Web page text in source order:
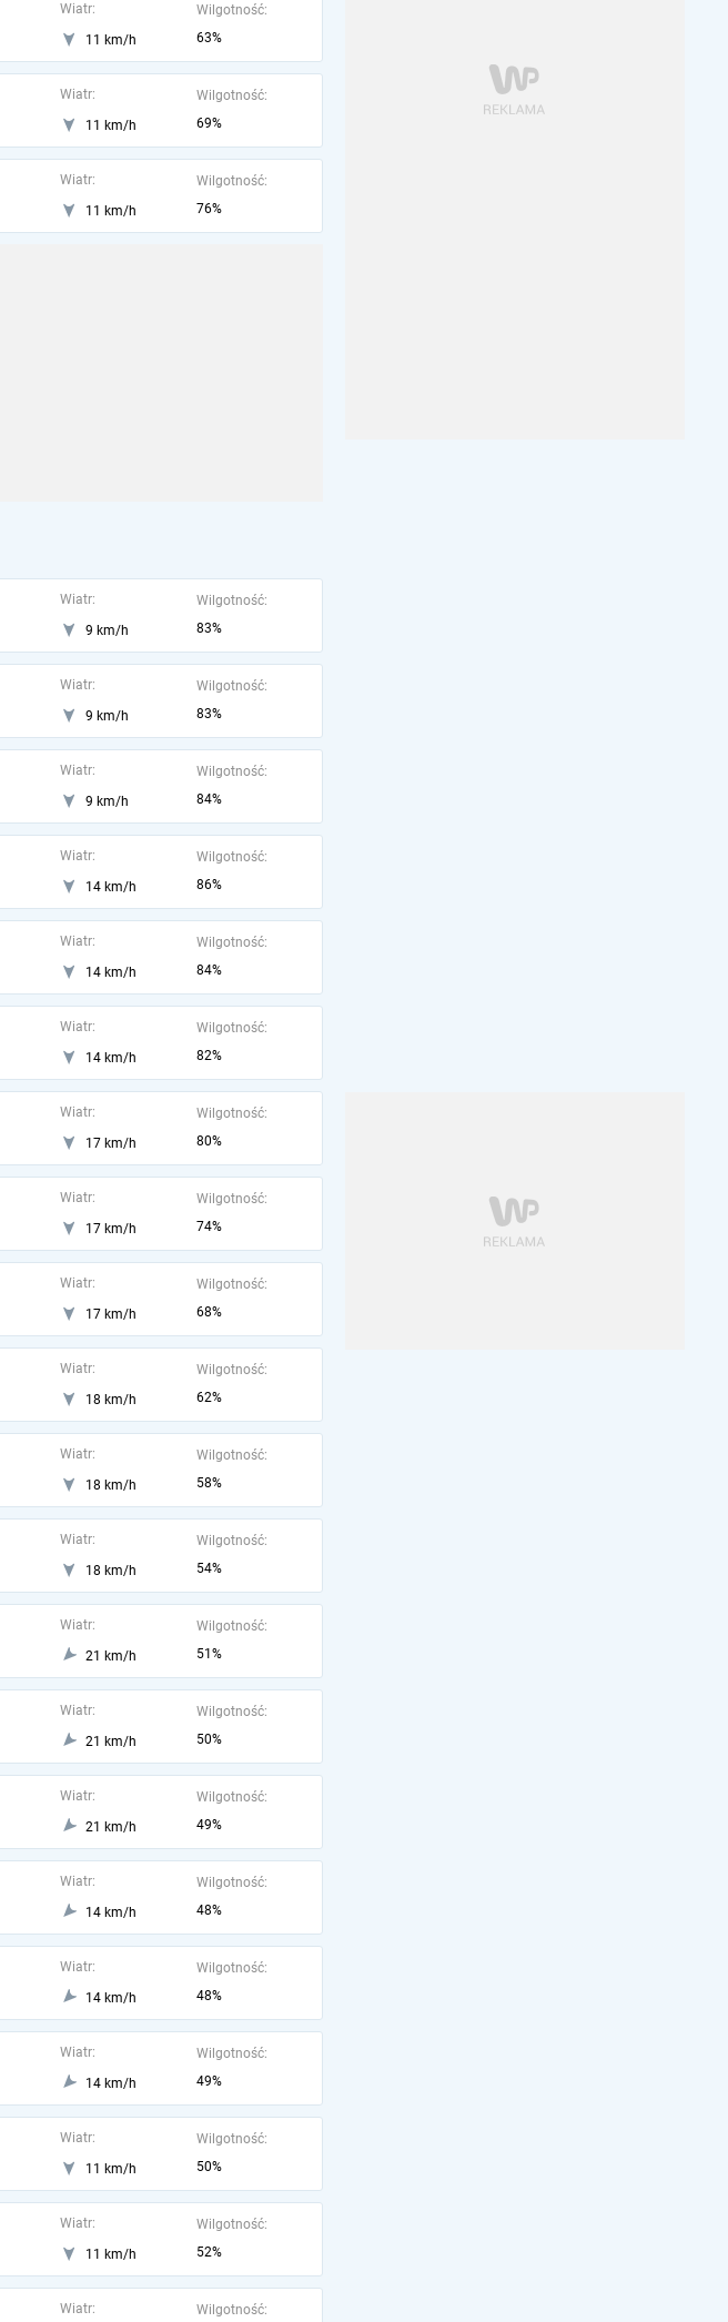
Wiatr:
11 km/h
Wilgotność:
63%
Wiatr:
11 km/h
Wilgotność:
69%
Wiatr:
11 km/h
Wilgotność:
76%
Wiatr:
9 km/h
Wilgotność:
83%
Wiatr:
9 km/h
Wilgotność:
83%
Wiatr:
9 km/h
Wilgotność:
84%
Wiatr:
14 km/h
Wilgotność:
86%
Wiatr:
14 km/h
Wilgotność:
84%
Wiatr:
14 km/h
Wilgotność:
82%
Wiatr:
17 km/h
Wilgotność:
80%
Wiatr:
17 km/h
Wilgotność:
74%
Wiatr:
17 km/h
Wilgotność:
68%
Wiatr:
18 km/h
Wilgotność:
62%
Wiatr:
18 km/h
Wilgotność:
58%
Wiatr:
18 km/h
Wilgotność:
54%
Wiatr:
21 km/h
Wilgotność:
51%
Wiatr:
21 km/h
Wilgotność:
50%
Wiatr:
21 km/h
Wilgotność:
49%
Wiatr:
14 km/h
Wilgotność:
48%
Wiatr:
14 km/h
Wilgotność:
48%
Wiatr:
14 km/h
Wilgotność:
49%
Wiatr:
11 km/h
Wilgotność:
50%
Wiatr:
11 km/h
Wilgotność:
52%
Wiatr: Wilgotność: